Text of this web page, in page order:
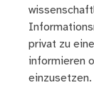
privat zu
informieren
einzusetzen.